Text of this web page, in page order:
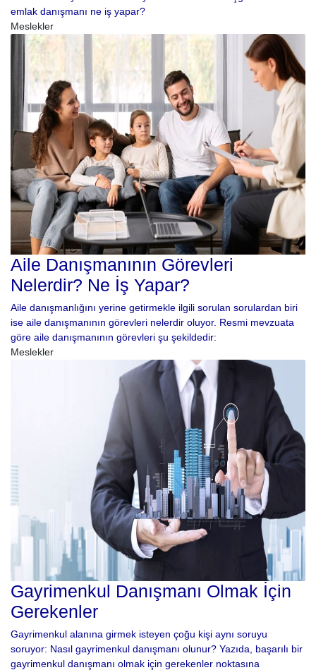
emlak danışmanı ne iş yapar?
Meslekler
Aile Danışmanının Görevleri
Nelerdir? Ne İş Yapar?
Aile danışmanlığını yerine getirmekle ilgili sorulan sorulardan biri
ise aile danışmanının görevleri nelerdir oluyor. Resmi mevzuata
göre aile danışmanının görevleri şu şekildedir:
Meslekler
Gayrimenkul Danışmanı Olmak İçin
Gerekenler
Gayrimenkul alanına girmek isteyen çoğu kişi aynı soruyu
soruyor: Nasıl gayrimenkul danışmanı olunur? Yazıda, başarılı bir
gayrimenkul danışmanı olmak için gerekenler noktasına